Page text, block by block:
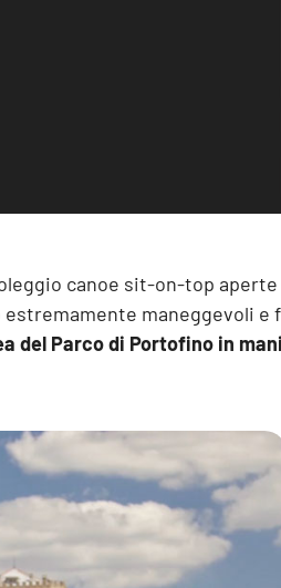
canoe sit-on-top
estremamente maneggevoli
del Parco di Portofino in